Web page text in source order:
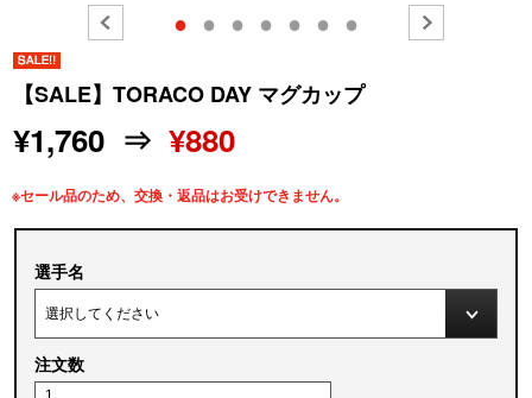
● ● ● ● ● ● ●
【SALE】TORACO DAY マグカップ
¥1,760 ⇒¥880
※セール品のため、交換・返品はお受けできません。
選手名
注文数